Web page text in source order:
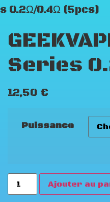
0.2Ω/0.4Ω (5pcs)
Series
12,50 €
Puissance
Ajouter au